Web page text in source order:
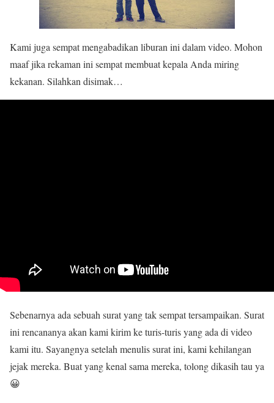
Kami juga sempat mengabadikan liburan ini dalam video. Mohon
maaf jika rekaman ini sempat membuat kepala Anda miring
kekanan. Silahkan disimak…
Sebenarnya ada sebuah surat yang tak sempat tersampaikan. Surat
ini rencananya akan kami kirim ke turis-turis yang ada di video
kami itu. Sayangnya setelah menulis surat ini, kami kehilangan
jejak mereka. Buat yang kenal sama mereka, tolong dikasih tau ya
😀